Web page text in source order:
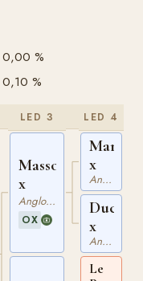
0,00 %
0,10 %
LED 3
Massondo
x
Angloarabiskt Fullblod
OX
LED 4
x
Angloarabiskt Fullblod
x
Angloarabiskt Fullblod
Le